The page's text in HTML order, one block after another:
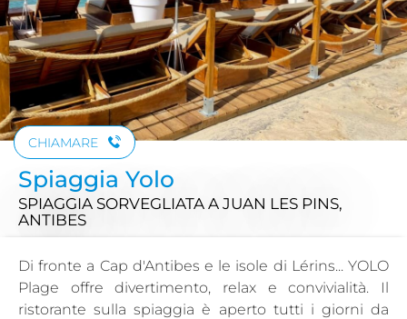
CHIAMARE
Spiaggia Yolo
SPIAGGIA SORVEGLIATA A JUAN LES PINS,
ANTIBES
Di fronte a Cap d'Antibes e le isole di Lérins... YOLO
Plage offre divertimento, relax e convivialità. Il
ristorante sulla spiaggia è aperto tutti i giorni da